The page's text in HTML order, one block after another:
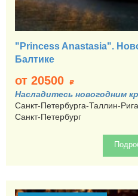
"Princess Anastasia".
Балтике
от 20500 p
Насладитесь новогодним
Санкт-Петербурга-Таллин-
Санкт-Петербург